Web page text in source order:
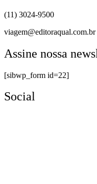
(11) 3024-9500
viagem@editoraqual.com.br
Assine nossa
[sibwp_form id=22]
Social